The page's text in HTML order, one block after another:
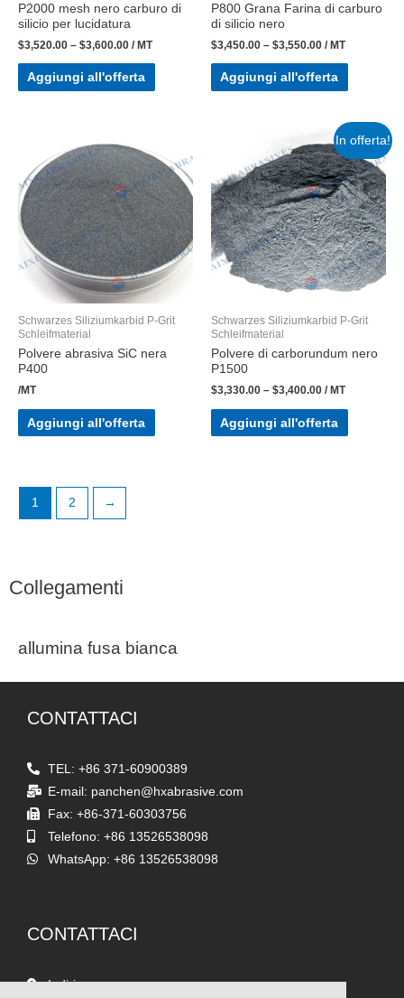
P2000 mesh nero carburo di
silicio per lucidatura
$3,520.00 – $3,600.00 / MT
Aggiungi all'offerta
P800 Grana Farina di carburo
di silicio nero
$3,450.00 – $3,550.00 / MT
Aggiungi all'offerta
Schwarzes Siliziumkarbid P-Grit
Schleifmaterial
Polvere abrasiva SiC nera
P400
/MT
Aggiungi all'offerta
In offerta!
Schwarzes Siliziumkarbid P-Grit
Schleifmaterial
Polvere di carborundum nero
P1500
$3,330.00 – $3,400.00 / MT
Aggiungi all'offerta
1 2 →
Collegamenti
allumina fusa bianca
CONTATTACI
TEL: +86 371-60900389
E-mail: panchen@hxabrasive.com
Fax: +86-371-60303756
Telefono: +86 13526538098
WhatsApp: +86 13526538098
CONTATTACI
Indirizzo